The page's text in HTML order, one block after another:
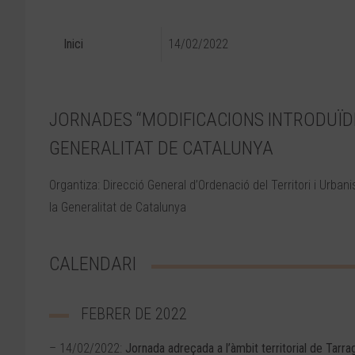
Inici 14/02/2022
JORNADES “MODIFICACIONS
GENERALITAT DE CATALUNYA
Organtiza: Direcció General d’Ordenació del Territori i
la Generalitat de Catalunya
CALENDARI
FEBRER DE 2022
– 14/02/2022: Jornada adreçada a l’àmbit territorial de